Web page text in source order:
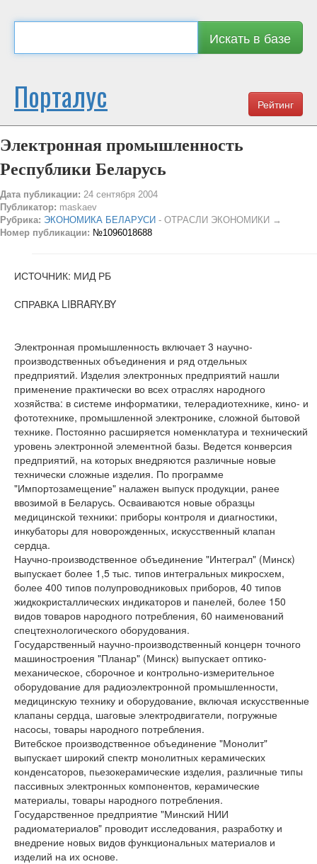
Искать в базе
Рейтинг
Порталус
Электронная промышленность
Республики Беларусь
Дата публикации: 24 сентября 2004
Публикатор: maskaev
Рубрика: ЭКОНОМИКА БЕЛАРУСИ - ОТРАСЛИ ЭКОНОМИКИ →
Номер публикации: №1096018688
ИСТОЧНИК: МИД РБ
СПРАВКА LIBRARY.BY
Электронная промышленность включает 3 научно-
производственных объединения и ряд отдельных
предприятий. Изделия электронных предприятий нашли
применение практически во всех отраслях народного
хозяйства: в системе информатики, телерадиотехнике, кино- и
фототехнике, промышленной электронике, сложной бытовой
технике. Постоянно расширяется номенклатура и технический
уровень электронной элементной базы. Ведется конверсия
предприятий, на которых внедряются различные новые
технически сложные изделия. По программе
"Импортозамещение" налажен выпуск продукции, ранее
ввозимой в Беларусь. Осваиваются новые образцы
медицинской техники: приборы контроля и диагностики,
инкубаторы для новорожденных, искусственный клапан
сердца.
Научно-производственное объединение "Интеграл" (Минск)
выпускает более 1,5 тыс. типов интегральных микросхем,
более 400 типов полупроводниковых приборов, 40 типов
жидкокристаллических индикаторов и панелей, более 150
видов товаров народного потребления, 60 наименований
спецтехнологического оборудования.
Государственный научно-производственный концерн точного
машиностроения "Планар" (Минск) выпускает оптико-
механическое, сборочное и контрольно-измерительное
оборудование для радиоэлектронной промышленности,
медицинскую технику и оборудование, включая искусственные
клапаны сердца, шаговые электродвигатели, погружные
насосы, товары народного потребления.
Витебское производственное объединение "Монолит"
выпускает широкий спектр монолитных керамических
конденсаторов, пьезокерамические изделия, различные типы
пассивных электронных компонентов, керамические
материалы, товары народного потребления.
Государственное предприятие "Минский НИИ
радиоматериалов" проводит исследования, разработку и
внедрение новых видов функциональных материалов и
изделий на их основе.